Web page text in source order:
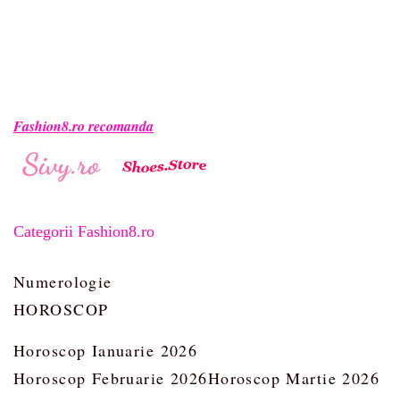
Fashion8.ro recomanda
Categorii Fashion8.ro
Numerologie
HOROSCOP
Horoscop Ianuarie 2026
Horoscop Februarie 2026Horoscop Martie 2026